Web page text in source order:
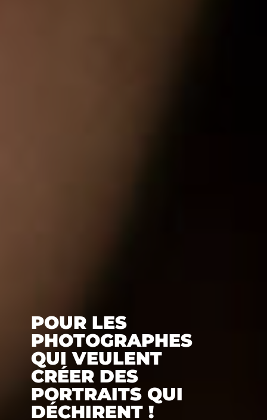
POUR LES
PHOTOGRAPHES
QUI VEULENT
CRÉER DES
PORTRAITS QUI
DÉCHIRENT !